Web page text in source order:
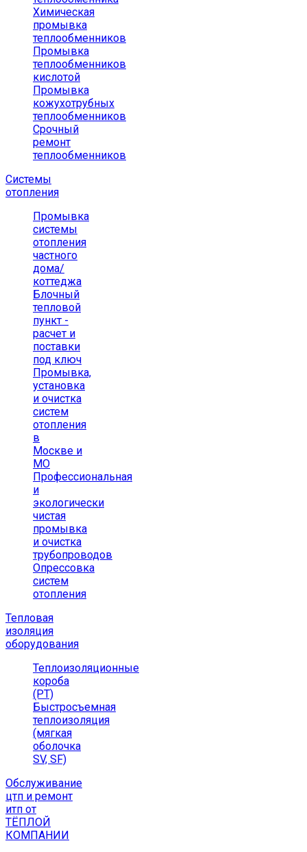
Химическая
промывка
теплообменников
Промывка
теплообменников
кислотой
Промывка
кожухотрубных
теплообменников
Срочный
ремонт
теплообменников
Системы
отопления
Промывка
системы
отопления
частного
дома/
коттеджа
Блочный
тепловой
пункт -
расчет и
поставки
под ключ
Промывка,
установка
и очистка
систем
отопления
в
Москве и
МО
Профессиональная
и
экологически
чистая
промывка
и очистка
трубопроводов
Опрессовка
систем
отопления
Тепловая
изоляция
оборудования
Теплоизоляционные
короба
(РТ)
Быстросъемная
теплоизоляция
(мягкая
оболочка
SV, SF)
Обслуживание
цтп и ремонт
итп от
ТЁПЛОЙ
КОМПАНИИ